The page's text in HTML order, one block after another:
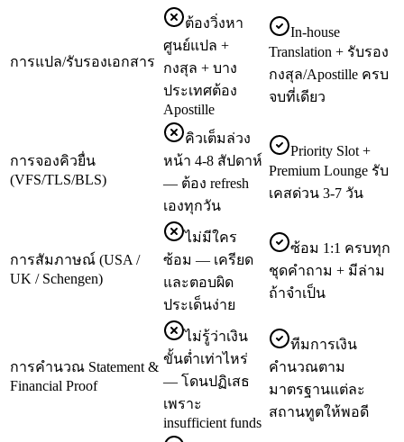
การแปล/รับรองเอกสาร
ต้องวิ่งหา
ศูนย์แปล +
กงสุล + บาง
ประเทศต้อง
Apostille
In-house
Translation + รับรอง
กงสุล/Apostille ครบ
จบที่เดียว
การจองคิวยื่น
(VFS/TLS/BLS)
คิวเต็มล่วง
หน้า 4-8 สัปดาห์
— ต้อง refresh
เองทุกวัน
Priority Slot +
Premium Lounge รับ
เคสด่วน 3-7 วัน
การสัมภาษณ์ (USA /
UK / Schengen)
ไม่มีใคร
ซ้อม — เครียด
และตอบผิด
ประเด็นง่าย
ซ้อม 1:1 ครบทุก
ชุดคำถาม + มีล่าม
ถ้าจำเป็น
การคำนวณ Statement &
Financial Proof
ไม่รู้ว่าเงิน
ขั้นต่ำเท่าไหร่
— โดนปฏิเสธ
เพราะ
insufficient funds
ทีมการเงิน
คำนวณตาม
มาตรฐานแต่ละ
สถานทูตให้พอดี